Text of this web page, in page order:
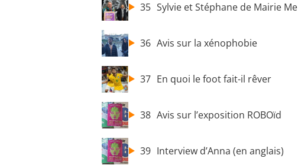
35 Sylvie et Stéphane de Mairie Me
36 Avis sur la xénophobie
37 En quoi le foot fait-il rêver
38 Avis sur l’exposition ROBOïd
39 Interview d’Anna (en anglais)